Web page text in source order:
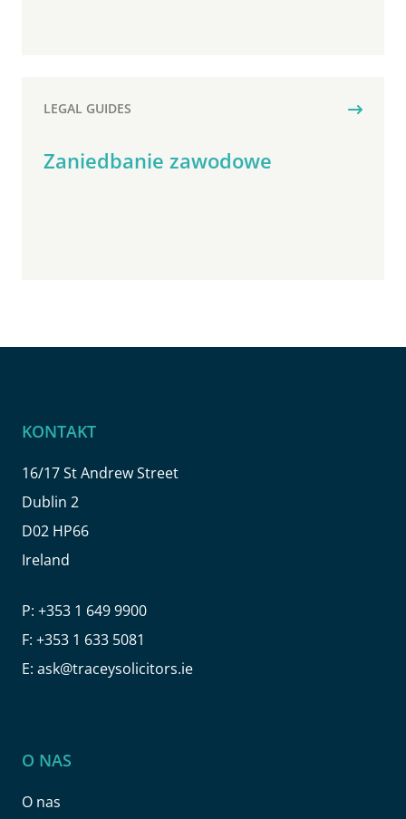
LEGAL GUIDES
Zaniedbanie zawodowe
KONTAKT
16/17 St Andrew Street
Dublin 2
D02 HP66
Ireland
P: +353 1 649 9900
F: +353 1 633 5081
E: ask@traceysolicitors.ie
O NAS
O nas